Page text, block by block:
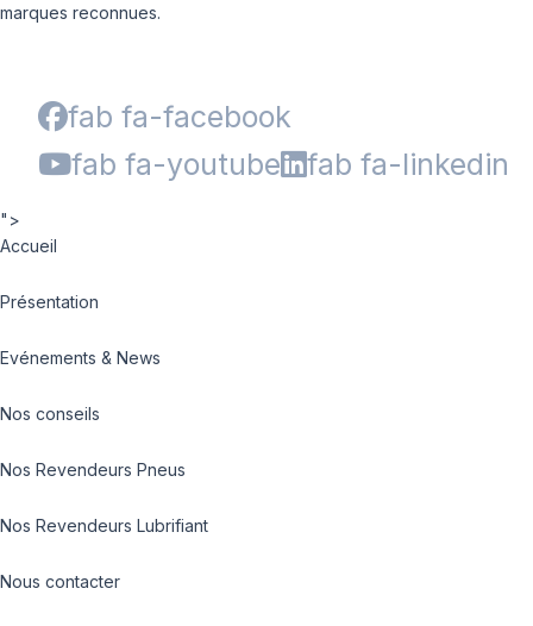
marques reconnues.
fab fa-facebook
fab fa-youtube
fab fa-linkedin
">
Accueil
Présentation
Evénements & News
Nos conseils
Nos Revendeurs Pneus
Nos Revendeurs Lubrifiant
Nous contacter